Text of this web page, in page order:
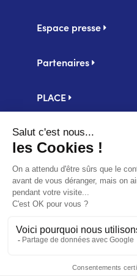
Espace presse
Partenaires
PLACE
Centrale d'achat UniHA
Second
Mentions légales
Politique de confidentialité